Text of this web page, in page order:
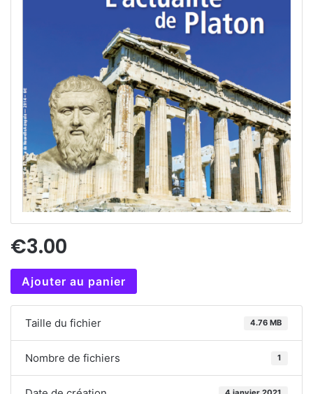
€3.00
Ajouter au panier
Taille du fichier 4.76 MB
Nombre de fichiers 1